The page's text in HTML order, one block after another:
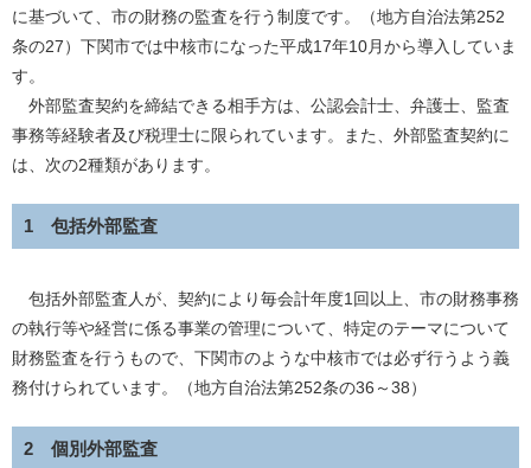
に基づいて、市の財務の監査を行う制度です。（地方自治法第252
条の27）下関市では中核市になった平成17年10月から導入していま
す。
外部監査契約を締結できる相手方は、公認会計士、弁護士、監査
事務等経験者及び税理士に限られています。また、外部監査契約に
は、次の2種類があります。
1 包括外部監査
包括外部監査人が、契約により毎会計年度1回以上、市の財務事務
の執行等や経営に係る事業の管理について、特定のテーマについて
財務監査を行うもので、下関市のような中核市では必ず行うよう義
務付けられています。（地方自治法第252条の36～38）
2 個別外部監査